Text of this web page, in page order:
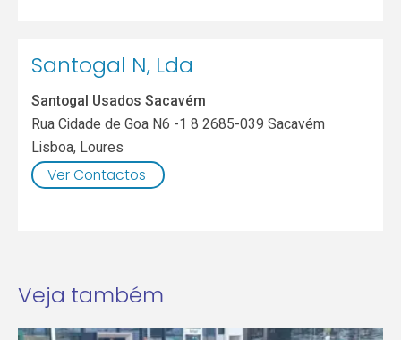
Santogal N, Lda
Santogal Usados Sacavém
Rua Cidade de Goa N6 -1 8 2685-039 Sacavém
Lisboa, Loures
Ver Contactos
Veja também